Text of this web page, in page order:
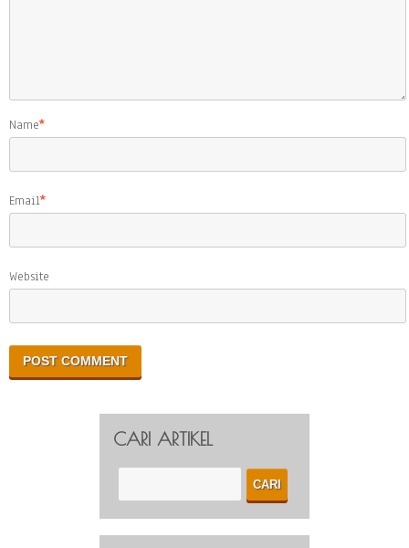
Name*
Email*
Website
CARI ARTIKEL